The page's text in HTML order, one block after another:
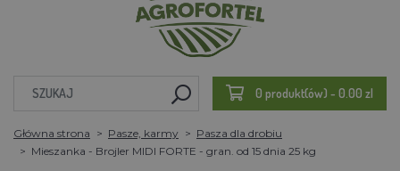
0 produkt(ów) - 0.00 zl
Główna strona Pasze, karmy
Pasza dla drobiu
Mieszanka - Brojler MIDI FORTE - gran. od 15 dnia 25 kg